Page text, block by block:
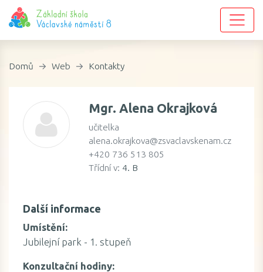
Domů Web Kontakty
Mgr. Alena Okrajková
učitelka
alena.okrajkova@zsvaclavskenam.cz
+420 736 513 805
Třídní v: 4. B
Další informace
Umístění:
Jubilejní park - 1. stupeň
Konzultační hodiny: